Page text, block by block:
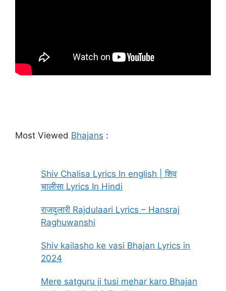
Most Viewed Bhajans :
Shiv Chalisa Lyrics In english | शिव
चालीसा Lyrics In Hindi
राजदुलारी Rajdulaari Lyrics – Hansraj
Raghuwanshi
Shiv kailasho ke vasi Bhajan Lyrics in
2024
Mere satguru ji tusi mehar karo Bhajan